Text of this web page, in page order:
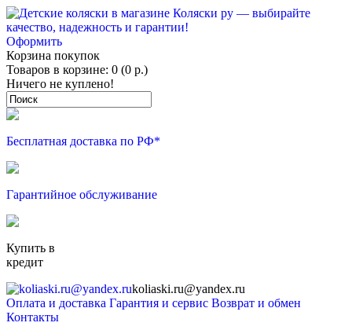
Оформить
Корзина покупок
Товаров в корзине: 0 (0 р.)
Ничего не куплено!
Бесплатная доставка по РФ*
Гарантийное обслуживание
Купить в
кредит
koliaski.ru@yandex.ru
Оплата и доставка Гарантия и сервис Возврат и обмен
Контакты